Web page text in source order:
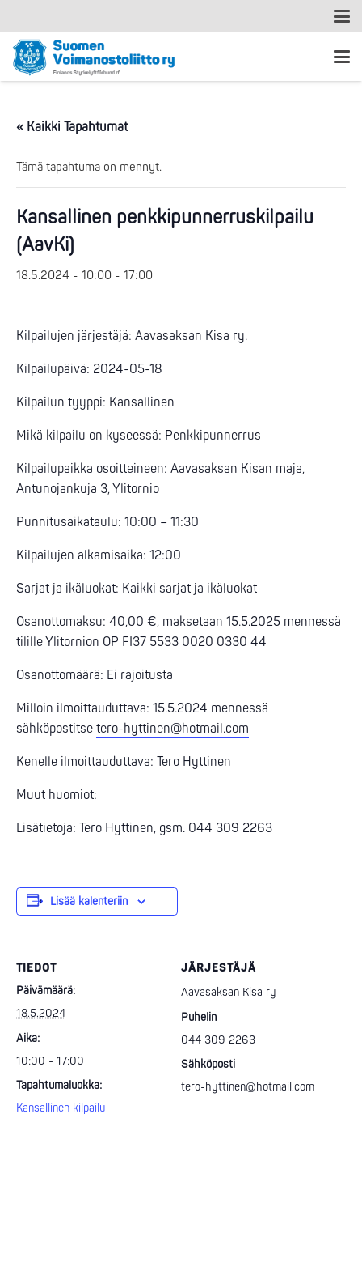
« Kaikki Tapahtumat
Tämä tapahtuma on mennyt.
Kansallinen penkkipunnerruskilpailu
(AavKi)
18.5.2024 - 10:00 - 17:00
Kilpailujen järjestäjä: Aavasaksan Kisa ry.
Kilpailupäivä: 2024-05-18
Kilpailun tyyppi: Kansallinen
Mikä kilpailu on kyseessä: Penkkipunnerrus
Kilpailupaikka osoitteineen: Aavasaksan Kisan maja,
Antunojankuja 3, Ylitornio
Punnitusaikataulu: 10:00 – 11:30
Kilpailujen alkamisaika: 12:00
Sarjat ja ikäluokat: Kaikki sarjat ja ikäluokat
Osanottomaksu: 40,00 €, maksetaan 15.5.2025 mennessä
tilille Ylitornion OP FI37 5533 0020 0330 44
Osanottomäärä: Ei rajoitusta
Milloin ilmoittauduttava: 15.5.2024 mennessä
sähköpostitse tero-hyttinen@hotmail.com
Kenelle ilmoittauduttava: Tero Hyttinen
Muut huomiot:
Lisätietoja: Tero Hyttinen, gsm. 044 309 2263
Lisää kalenteriin
TIEDOT
Päivämäärä:
18.5.2024
Aika:
10:00 - 17:00
Tapahtumaluokka:
Kansallinen kilpailu
JÄRJESTÄJÄ
Aavasaksan Kisa ry
Puhelin
044 309 2263
Sähköposti
tero-hyttinen@hotmail.com